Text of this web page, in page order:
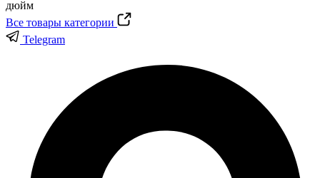
Все товары категории
Telegram